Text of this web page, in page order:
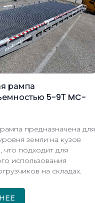
рампа
5-9Т MC-
предназначена для
земли на кузов
что подходит для
использования
на складах.